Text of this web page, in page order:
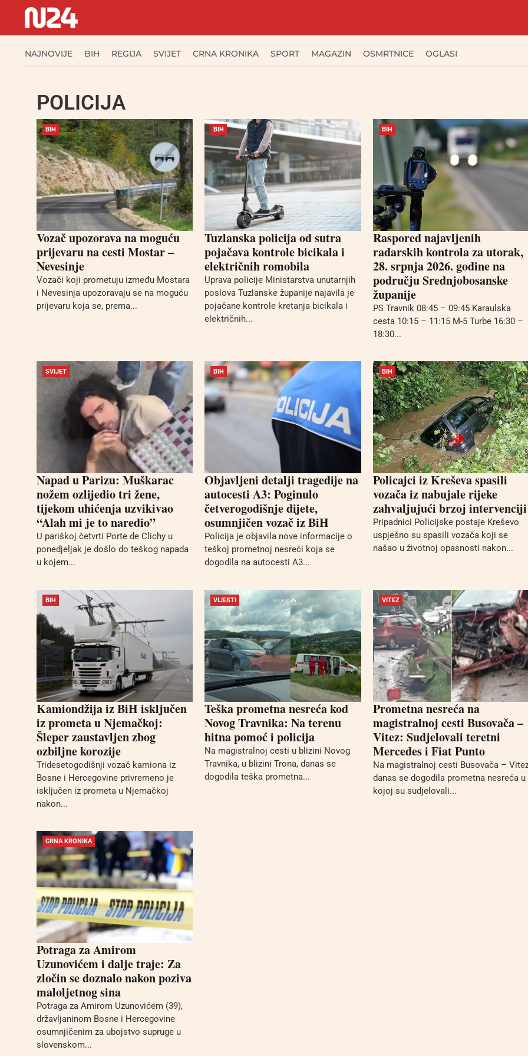
NAJNOVIJE BIH REGIJA SVIJET CRNA KRONIKA SPORT MAGAZIN OSMRTNICE OGLASI
POLICIJA
BIH
Vozač upozorava na moguću
prijevaru na cesti Mostar –
Nevesinje
Vozači koji prometuju između Mostara
i Nevesinja upozoravaju se na moguću
prijevaru koja se, prema...
BIH
Tuzlanska policija od sutra
pojačava kontrole bicikala i
električnih romobila
Uprava policije Ministarstva unutarnjih
poslova Tuzlanske županije najavila je
pojačane kontrole kretanja bicikala i
električnih...
BIH
Raspored najavljenih
radarskih kontrola za utorak,
28. srpnja 2026. godine na
području Srednjobosanske
županije
PS Travnik 08:45 – 09:45 Karaulska
cesta 10:15 – 11:15 M-5 Turbe 16:30 –
18:30...
SVIJET
Napad u Parizu: Muškarac
nožem ozlijedio tri žene,
tijekom uhićenja uzvikivao
“Alah mi je to naredio”
U pariškoj četvrti Porte de Clichy u
ponedjeljak je došlo do teškog napada
u kojem...
BIH
Objavljeni detalji tragedije na
autocesti A3: Poginulo
četverogodišnje dijete,
osumnjičen vozač iz BiH
Policija je objavila nove informacije o
teškoj prometnoj nesreći koja se
dogodila na autocesti A3...
BIH
Policajci iz Kreševa spasili
vozača iz nabujale rijeke
zahvaljujući brzoj intervenciji
Pripadnici Policijske postaje Kreševo
uspješno su spasili vozača koji se
našao u životnoj opasnosti nakon...
BIH
Kamiondžija iz BiH isključen
iz prometa u Njemačkoj:
Šleper zaustavljen zbog
ozbiljne korozije
Tridesetogodišnji vozač kamiona iz
Bosne i Hercegovine privremeno je
isključen iz prometa u Njemačkoj
nakon...
VIJESTI
Teška prometna nesreća kod
Novog Travnika: Na terenu
hitna pomoć i policija
Na magistralnoj cesti u blizini Novog
Travnika, u blizini Trona, danas se
dogodila teška prometna...
VITEZ
Prometna nesreća na
magistralnoj cesti Busovača –
Vitez: Sudjelovali teretni
Mercedes i Fiat Punto
Na magistralnoj cesti Busovača –
danas se dogodila prometna nesreća u
kojoj su sudjelovali...
CRNA KRONIKA
Potraga za Amirom
Uzunovićem i dalje traje: Za
zločin se doznalo nakon poziva
maloljetnog sina
Potraga za Amirom Uzunovićem (39),
državljaninom Bosne i Hercegovine
osumnjičenim za ubojstvo supruge u
slovenskom...